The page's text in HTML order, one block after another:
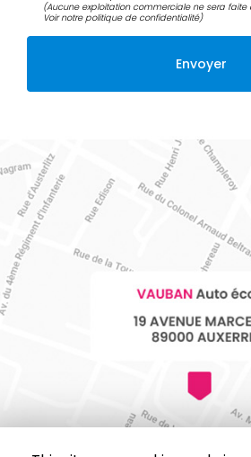
(Aucune exploitation commerciale ne sera faite
Voir notrepolitique de confidentialité)